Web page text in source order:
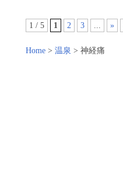
1 / 5 1 2 3 »
Home> 温泉 > 神経痛